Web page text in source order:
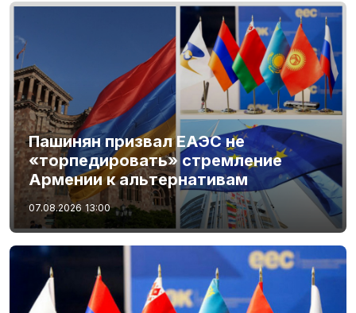
Пашинян призвал ЕАЭС не
«торпедировать» стремление
Армении к альтернативам
07.08.2026 13:00